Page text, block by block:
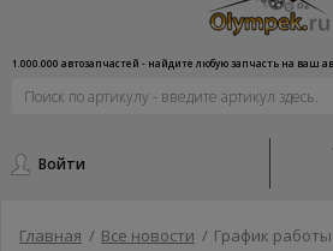
1.000.000 автозапчастей - найдите любую запчасть на ваш
Войти
Главная / Все новости / График